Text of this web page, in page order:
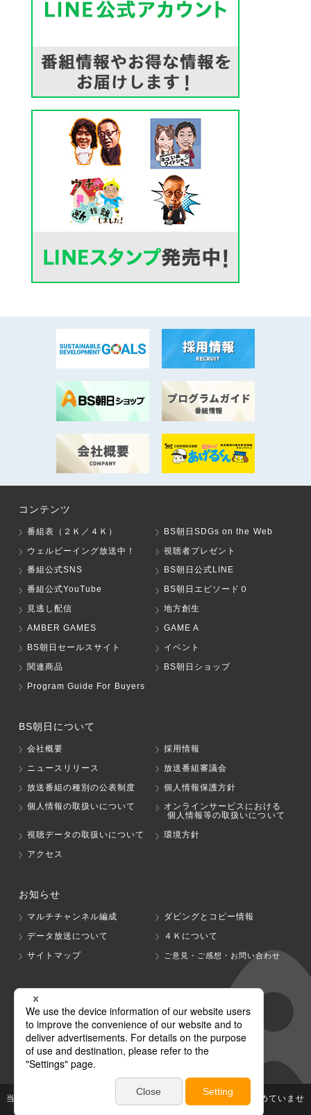
コンテンツ
番組表（２Ｋ／４Ｋ）
BS朝日SDGs on the Web
ウェルビーイング放送中！
視聴者プレゼント
番組公式SNS
BS朝日公式LINE
番組公式YouTube
BS朝日エピソード０
見逃し配信
地方創生
AMBER GAMES
GAME A
BS朝日セールスサイト
イベント
関連商品
BS朝日ショップ
Program Guide For Buyers
BS朝日について
会社概要
採用情報
ニュースリリース
放送番組審議会
放送番組の種別の公表制度
個人情報保護方針
個人情報の取扱いについて
オンラインサービスにおける
個人情報等の取扱いについて
視聴データの取扱いについて
環境方針
アクセス
お知らせ
マルチチャンネル編成
ダビングとコピー情報
データ放送について
４Ｋについて
サイトマップ
ご意見・ご感想・お問い合わせ
グループ会社
テレビ朝日 テレ朝チャンネル
当社が著作権、著作隣接権を有する放送番組等の無断利用は認めていませ
ん。